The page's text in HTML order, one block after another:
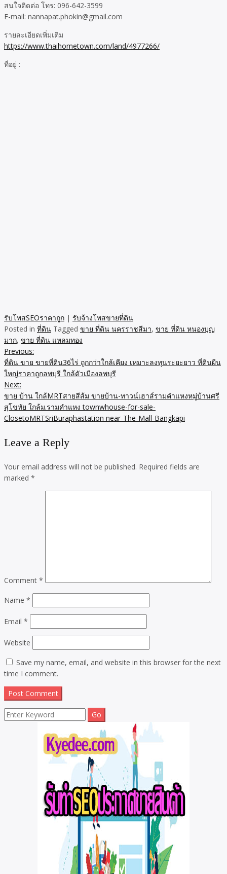
สนใจติดต่อ โทร: 096-642-3599
E-mail: nannapat.phokin@gmail.com
รายละเอียดเพิ่มเติม
https://www.thaihometown.com/land/4977266/
ที่อยู่ :
รับโพสSEOราคาถูก | รับจ้างโพสขายที่ดิน
Posted in ที่ดิน Tagged ขาย ที่ดิน นครราชสีมา, ขาย ที่ดิน หนองบุญ
มาก, ขาย ที่ดิน แหลมทอง
Post
navigation
Previous:
ที่ดิน ขาย ขายที่ดิน36ไร่ ถูกกว่าใกล้เคียง เหมาะลงทุนระยะยาว ที่ดินผืน
ใหญ่ราคาถูกลพบุรี ใกล้ตัวเมืองลพบุรี
Next:
ขาย บ้าน ใกล้MRTสายสีส้ม ขายบ้าน-ทาวน์เฮาส์รามคำแหงหมู่บ้านศรี
สุโขทัย ใกล้ม.รามคำแหง townwhouse-for-sale-
ClosetoMRTSriBuraphastation near-The-Mall-Bangkapi
Leave a Reply
Your email address will not be published. Required fields are
marked *
Comment *
Name *
Email *
Website
Save my name, email, and website in this browser for the next
time I comment.
Search
for: